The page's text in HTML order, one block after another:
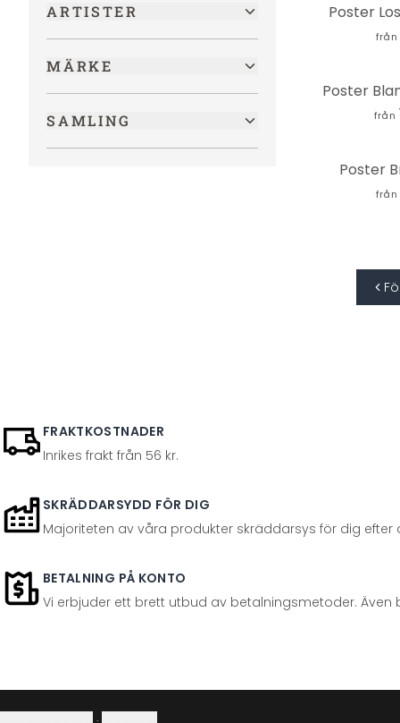
Feminism
Abstrakt
Vetenskap
Metallutseende
ARTISTER
MÄRKE
SAMLING
Poster
från
Poster
från
Poster
från
FRAKTKOSTNADER
Inrikes frakt från 56 kr.
SKRÄDDARSYDD FÖR DIG
Majoriteten av våra produkter skräddarsys för dig
BETALNING PÅ KONTO
Vi erbjuder ett brett utbud av betalningsmetoder. Även